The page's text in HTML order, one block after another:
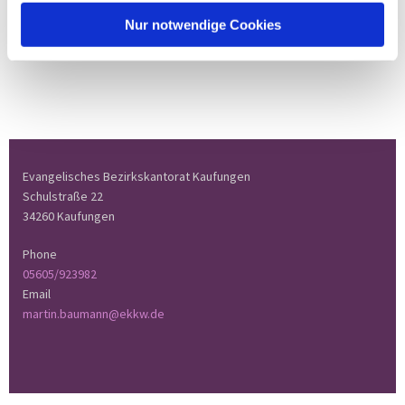
Nur notwendige Cookies
Evangelisches Bezirkskantorat Kaufungen
Schulstraße 22
34260 Kaufungen
Phone
05605/923982
Email
martin.baumann@ekkw.de